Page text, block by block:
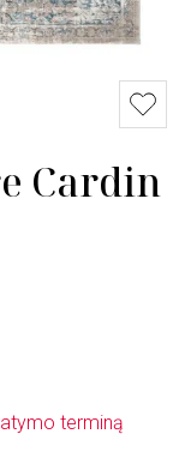
Cardin
terminą